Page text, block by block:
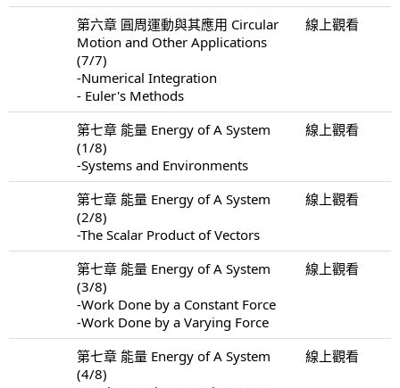
第六章 圓周運動與其應用 Circular
Motion and Other Applications
(7/7)
-Numerical Integration
- Euler's Methods
線上觀看
第七章 能量 Energy of A System
(1/8)
-Systems and Environments
線上觀看
第七章 能量 Energy of A System
(2/8)
-The Scalar Product of Vectors
線上觀看
第七章 能量 Energy of A System
(3/8)
-Work Done by a Constant Force
-Work Done by a Varying Force
線上觀看
第七章 能量 Energy of A System
(4/8)
線上觀看